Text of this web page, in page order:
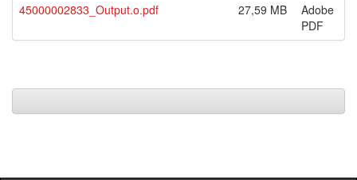
45000002833_Output.o.pdf
27,59 MB
Adobe
PDF